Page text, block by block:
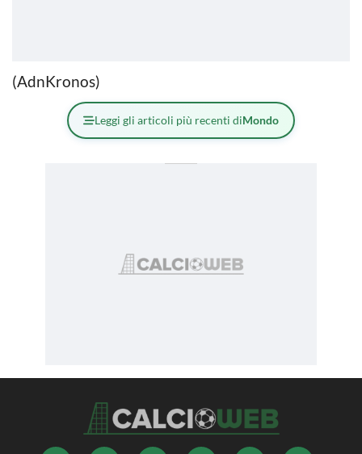
(AdnKronos)
Leggi gli articoli più recenti diMondo